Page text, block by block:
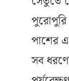
পুরোপুরি
পাশের
সব